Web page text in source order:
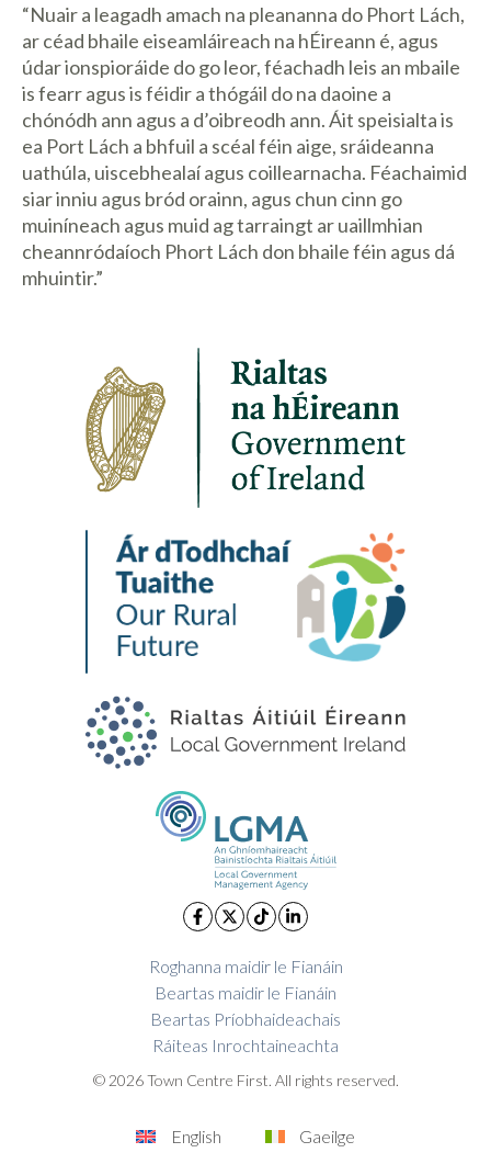
“Nuair a leagadh amach na pleananna do Phort Lách,
ar céad bhaile eiseamláireach na hÉireann é, agus
údar ionspioráide do go leor, féachadh leis an mbaile
is fearr agus is féidir a thógáil do na daoine a
chónódh ann agus a d’oibreodh ann. Áit speisialta is
ea Port Lách a bhfuil a scéal féin aige, sráideanna
uathúla, uiscebhealaí agus coillearnacha. Féachaimid
siar inniu agus bród orainn, agus chun cinn go
muiníneach agus muid ag tarraingt ar uaillmhian
cheannródaíoch Phort Lách don bhaile féin agus dá
mhuintir.”
Roghanna maidir le Fianáin
Beartas maidir le Fianáin
Beartas Príobhaideachais
Ráiteas Inrochtaineachta
© 2026 Town Centre First. All rights reserved.
English Gaeilge